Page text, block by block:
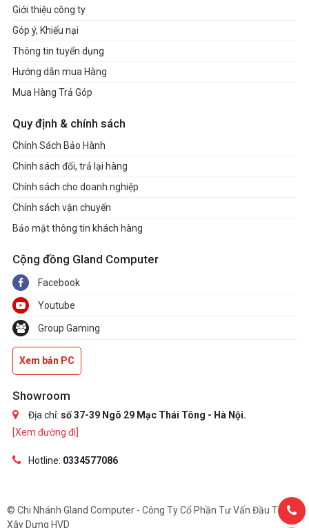
Giới thiệu công ty
Góp ý, Khiếu nại
Thông tin tuyển dụng
Hướng dẫn mua Hàng
Mua Hàng Trả Góp
Quy định & chính sách
Chính Sách Bảo Hành
Chính sách đổi, trả lại hàng
Chính sách cho doanh nghiệp
Chính sách vận chuyển
Bảo mật thông tin khách hàng
Cộng đồng Gland Computer
Facebook
Youtube
Group Gaming
Xem bản PC
Showroom
Địa chỉ: số 37-39 Ngõ 29 Mạc Thái Tông - Hà Nội.
[Xem đường đi]
Hotline: 0334577086
© Chi Nhánh Gland Computer - Công Ty Cổ Phần Tư Vấn Đầu Tư Và
Xây Dựng HVD